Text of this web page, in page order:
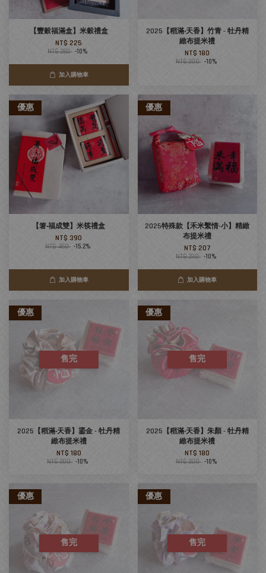
【豐穀福滿盒】米穀禮盒
NT$ 225
NT$ 250 -10%
加入購物車
2025【稻滿‧天香】竹青 - 牡丹精
緻布提米禮
NT$ 180
NT$ 200 -10%
優惠
【箸‧福成雙】米筷禮盒
NT$ 390
NT$ 460 -15.2%
加入購物車
優惠
2025特殊款【禾米繫情-小】精緻
布提米禮
NT$ 207
NT$ 230 -10%
加入購物車
優惠
售完
2025【稻滿‧天香】鎏金 - 牡丹精
緻布提米禮
NT$ 180
NT$ 200 -10%
優惠
售完
2025【稻滿‧天香】朱顏 - 牡丹精
緻布提米禮
NT$ 180
NT$ 200 -10%
優惠
售完
優惠
售完